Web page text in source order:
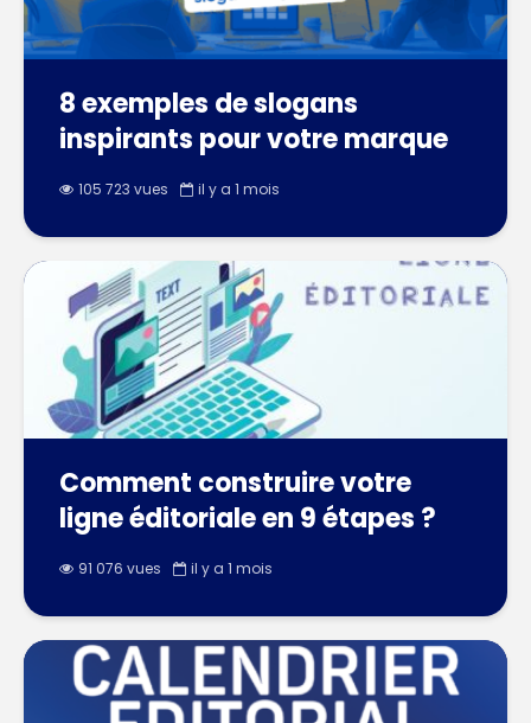
8 exemples de slogans
inspirants pour votre marque
105 723 vues il y a 1 mois
Comment construire votre
ligne éditoriale en 9 étapes ?
91 076 vues il y a 1 mois